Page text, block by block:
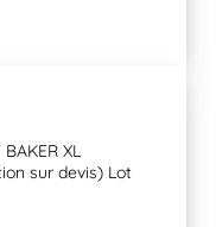
XL
sur devis) Lot